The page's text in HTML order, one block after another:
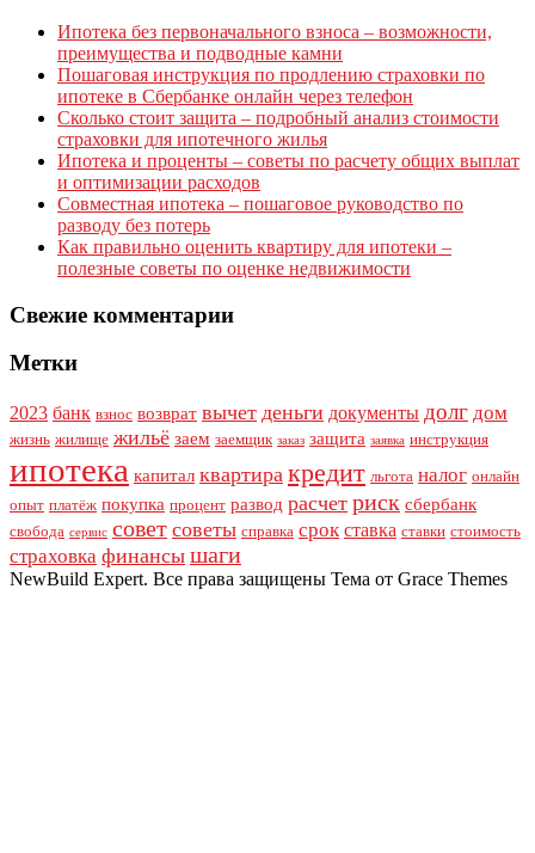
Ипотека без первоначального взноса – возможности,
преимущества и подводные камни
Пошаговая инструкция по продлению страховки по
ипотеке в Сбербанке онлайн через телефон
Сколько стоит защита – подробный анализ стоимости
страховки для ипотечного жилья
Ипотека и проценты – советы по расчету общих выплат
и оптимизации расходов
Совместная ипотека – пошаговое руководство по
разводу без потерь
Как правильно оценить квартиру для ипотеки –
полезные советы по оценке недвижимости
Свежие комментарии
Метки
2023 банк взнос возврат вычет деньги документы долг дом
жизнь жилище жильё заем заемщик заказ защита заявка инструкция
ипотека капитал квартира кредит льгота налог онлайн
опыт платёж покупка процент развод расчет риск сбербанк
свобода сервис совет советы справка срок ставка ставки стоимость
страховка финансы шаги
NewBuild Expert. Все права защищены Тема от Grace Themes